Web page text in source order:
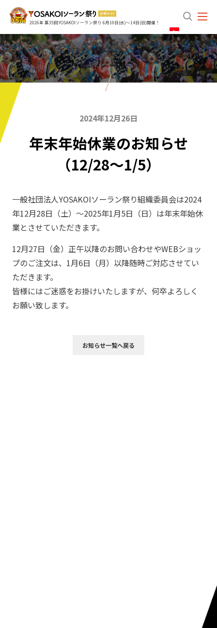
2026年 第35回YOSAKOIソーラン祭り 6月10日(水)～14日(日)開催！
search
2024年12月26日
年末年始休業のお知らせ
（12/28～1/5）
一般社団法人YOSAKOIソーラン祭り組織委員会は2024
年12月28日（土）～2025年1月5日（日）は年末年始休
業とさせていただきます。
12月27日（金）正午以降のお問い合わせやWEBショッ
プのご注文は、1月6日（月）以降随時ご対応させてい
ただきます。
皆様にはご迷惑をお掛けいたしますが、何卒よろしく
お願い致します。
お知らせ一覧へ戻る